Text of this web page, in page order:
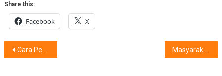
Share this:
Facebook X
Post
Cara Penggunaan Sehari-Hari AI PC, Ditunjukkan Intel Masyarakat Semakin Peduli Kualitas Air Minum, AQUA Hadirkan Dispenser AWD-3A1SUBV